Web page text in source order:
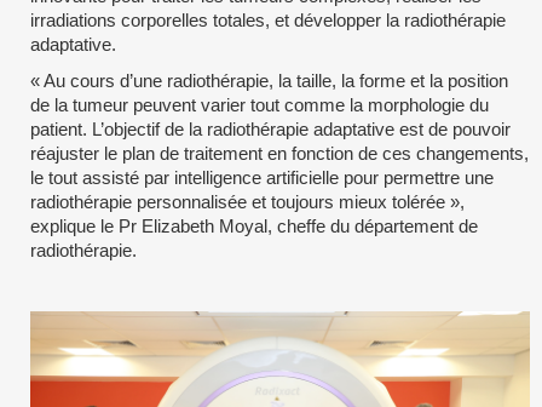
irradiations corporelles totales, et développer la radiothérapie
adaptative.
« Au cours d’une radiothérapie, la taille, la forme et la position
de la tumeur peuvent varier tout comme la morphologie du
patient. L’objectif de la radiothérapie adaptative est de pouvoir
réajuster le plan de traitement en fonction de ces changements,
le tout assisté par intelligence artificielle pour permettre une
radiothérapie personnalisée et toujours mieux tolérée »,
explique le Pr Elizabeth Moyal, cheffe du département de
radiothérapie.